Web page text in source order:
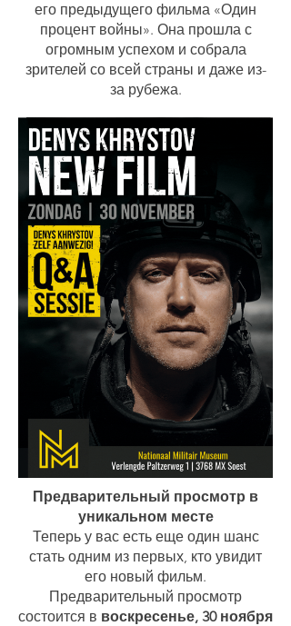
его предыдущего фильма «Один
процент войны». Она прошла с
огромным успехом и собрала
зрителей со всей страны и даже из-
за рубежа.
Предварительный просмотр в
уникальном месте
Теперь у вас есть еще один шанс
стать одним из первых, кто увидит
его новый фильм.
Предварительный просмотр
состоится в воскресенье, 30 ноября